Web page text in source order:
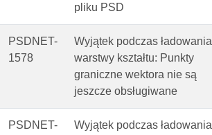
pliku PSD
PSDNET-
1578
Wyjątek podczas ładowania
warstwy kształtu: Punkty
graniczne wektora nie są
jeszcze obsługiwane
PSDNET-
Wyjątek podczas ładowania